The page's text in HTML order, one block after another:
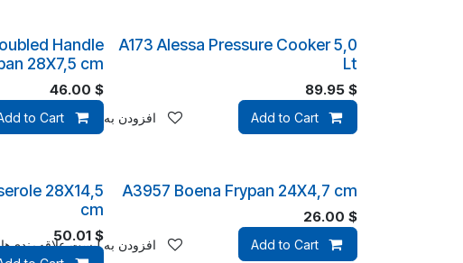
A173 Alessa Pressure Cooker 5,0
Lt
$
89.95
Add to Cart افزودن به لیست علاقه‌مندی‌ها
Handle
28X7,5 cm
$
46.00
to Cart
A3957 Boena Frypan 24X4,7 cm
$
26.00
Add to Cart افزودن به لیست علاقه‌مندی‌ها
28X14,5
cm
$
50.01